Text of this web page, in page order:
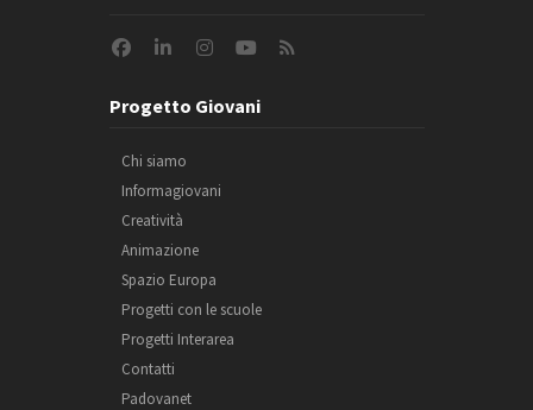
Progetto Giovani
Chi siamo
Informagiovani
Creatività
Animazione
Spazio Europa
Progetti con le scuole
Progetti Interarea
Contatti
Padovanet